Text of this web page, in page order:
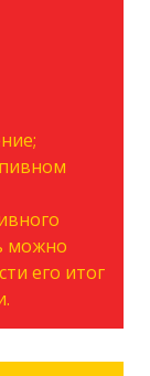
можно
его итог